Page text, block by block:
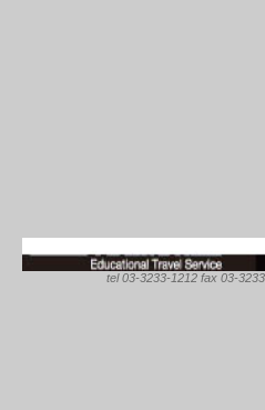
tel 03-3233-1212 fax 03-